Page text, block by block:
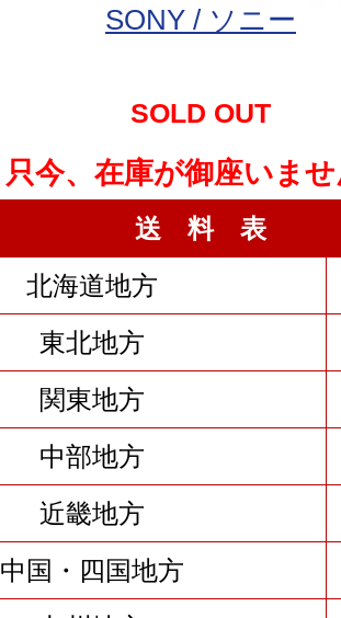
SONY / ソニー
SOLD OUT
只今、在庫が御座いま
送 料 表
北海道地方
東北地方
関東地方
中部地方
近畿地方
中国・四国地方